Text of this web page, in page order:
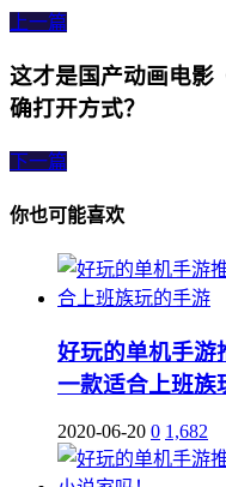
上一篇
这才是国产动画电影
确打开方式？
下一篇
你也可能喜欢
好玩的单机手游
一款适合上班族
2020-06-20 0 1,682